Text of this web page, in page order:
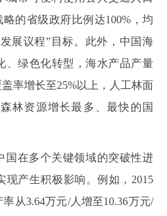
的省级政府比例达100%，均
展议程”目标。此外，中国海
、绿色化转型，海水产品产量
率增长至25%以上，人工林面
林资源增长最多、最快的国
国在多个关键领域的突破性进
现产生积极影响。例如，2015
从3.64万元/人增至10.36万元/